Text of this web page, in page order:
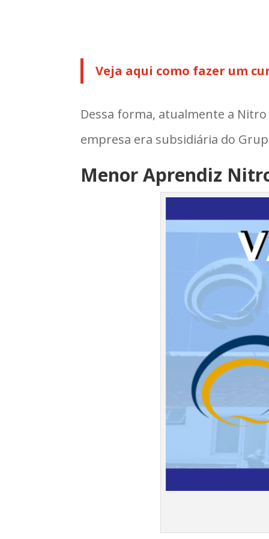
Veja aqui como fazer um
Dessa forma, atualmente a
empresa era subsidiária do
Menor Aprendiz